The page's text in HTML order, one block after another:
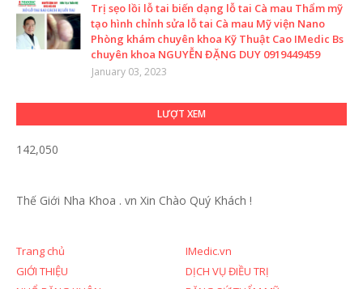
Trị sẹo lồi lỗ tai biến dạng lỗ tai Cà mau Thẩm mỹ
tạo hình chỉnh sửa lỗ tai Cà mau Mỹ viện Nano
Phòng khám chuyên khoa Kỹ Thuật Cao IMedic Bs
chuyên khoa NGUYỄN ĐẶNG DUY 0919449459
January 03, 2023
LƯỢT XEM
142,050
Thế Giới Nha Khoa . vn Xin Chào Quý Khách !
Trang chủ
IMedic.vn
GIỚI THIỆU
DỊCH VỤ ĐIỀU TRỊ